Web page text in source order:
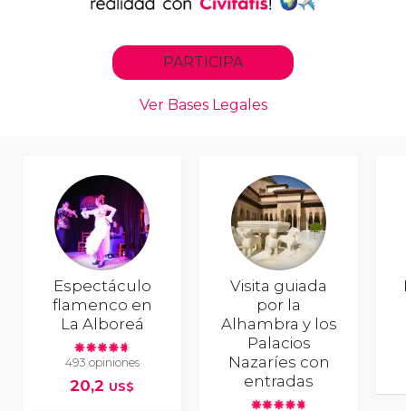
Espectáculo
flamenco en
La Alboreá
493 opiniones
20,2 US$
Visita guiada
por la
Alhambra y los
Palacios
Nazaríes con
entradas